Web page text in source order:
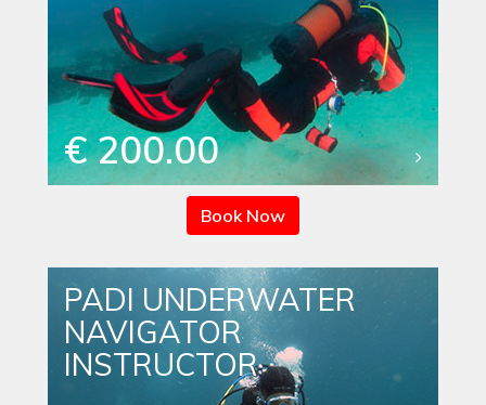
€ 200.00
Book Now
PADI UNDERWATER
NAVIGATOR
INSTRUCTOR